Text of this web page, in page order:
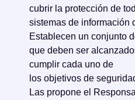
cubrir la protección de
sistemas de información
Establecen un conjunto
que deben ser
cumplir cada uno de
los objetivos de
Las propone el